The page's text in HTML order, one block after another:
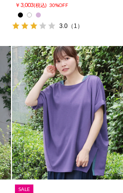
￥3,003(税込) 30%OFF
3.0 （1）
SALE